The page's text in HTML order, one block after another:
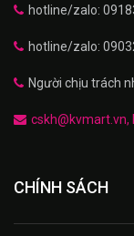
hotline/zalo:
hotline/zalo:
Người chịu trách
CHÍNH SÁCH